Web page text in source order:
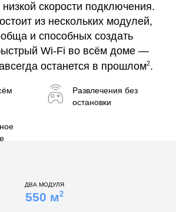
скорости подключения.
из нескольких модулей,
и способных создать
Wi-Fi во всём доме —
останется в прошлом2.
Развлечения без
остановки
ДВА МОДУЛЯ
550 м2